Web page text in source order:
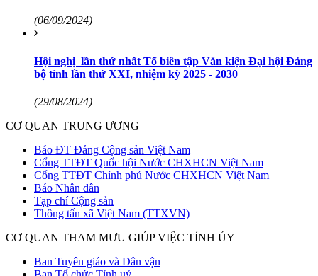
(06/09/2024)
Hội nghị lần thứ nhất Tổ biên tập Văn kiện Ðại hội Ðảng
bộ tỉnh lần thứ XXI, nhiệm kỳ 2025 - 2030
(29/08/2024)
CƠ QUAN TRUNG ƯƠNG
Báo ĐT Đảng Cộng sản Việt Nam
Cổng TTĐT Quốc hội Nước CHXHCN Việt Nam
Cổng TTĐT Chính phủ Nước CHXHCN Việt Nam
Báo Nhân dân
Tạp chí Cộng sản
Thông tấn xã Việt Nam (TTXVN)
CƠ QUAN THAM MƯU GIÚP VIỆC TỈNH ỦY
Ban Tuyên giáo và Dân vận